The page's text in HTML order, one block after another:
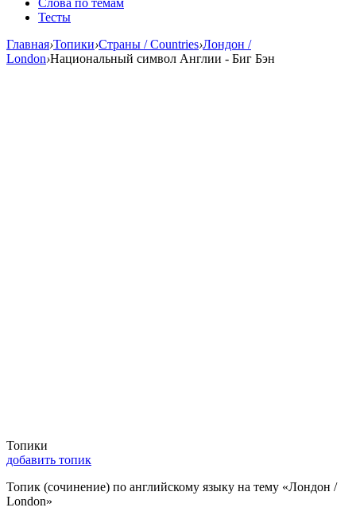
Слова по темам
Тесты
Главная›Топики›Страны / Countries›Лондон /
London›Национальный символ Англии - Биг Бэн
Топики
добавить топик
Топик (сочинение) по английскому языку на тему «Лондон /
London»